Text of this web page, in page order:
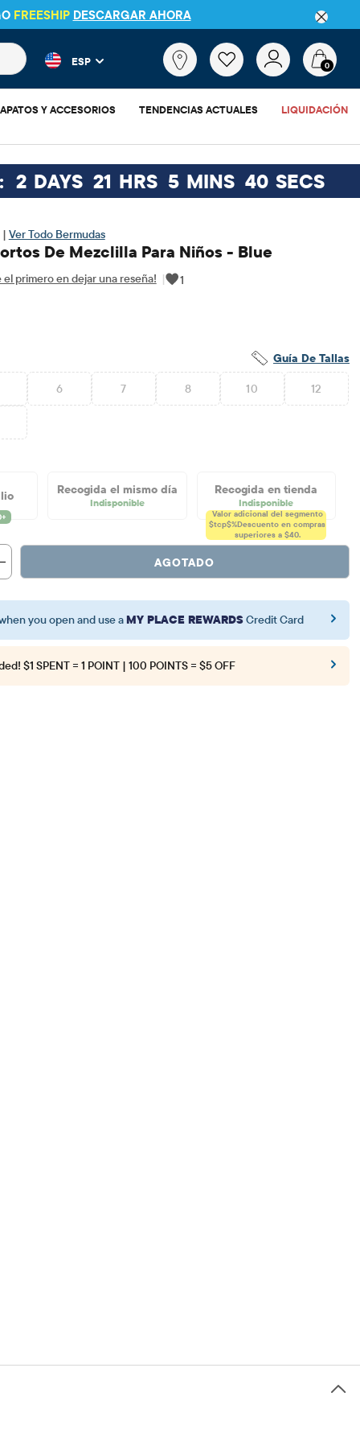
FREESHIP DESCARGAR AHORA
populares y los resultados de productos a medida que
ESP 0
Y ACCESORIOS TENDENCIAS ACTUALES LIQUIDACIÓN
2 DAYS 21 HRS 5 MINS 39 SECS
| Ver Todo Bermudas
De Mezclilla Para Niños - Blue
el primero en dejar una reseña! | 1
Guía De Tallas
6 7 8 10 12
Recogida el mismo día
Indisponible
Recogida en tienda
Indisponible
Valor adicional del segmento
$tcp$%Descuento en compras
superiores a $40.
AGOTADO
you open and use aMY PLACE REWARDSCredit Card
$1 SPENT = 1 POINT | 100 POINTS = $5 OFF